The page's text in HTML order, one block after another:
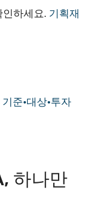
하세요. 기획재
준·대상·투자
하나만